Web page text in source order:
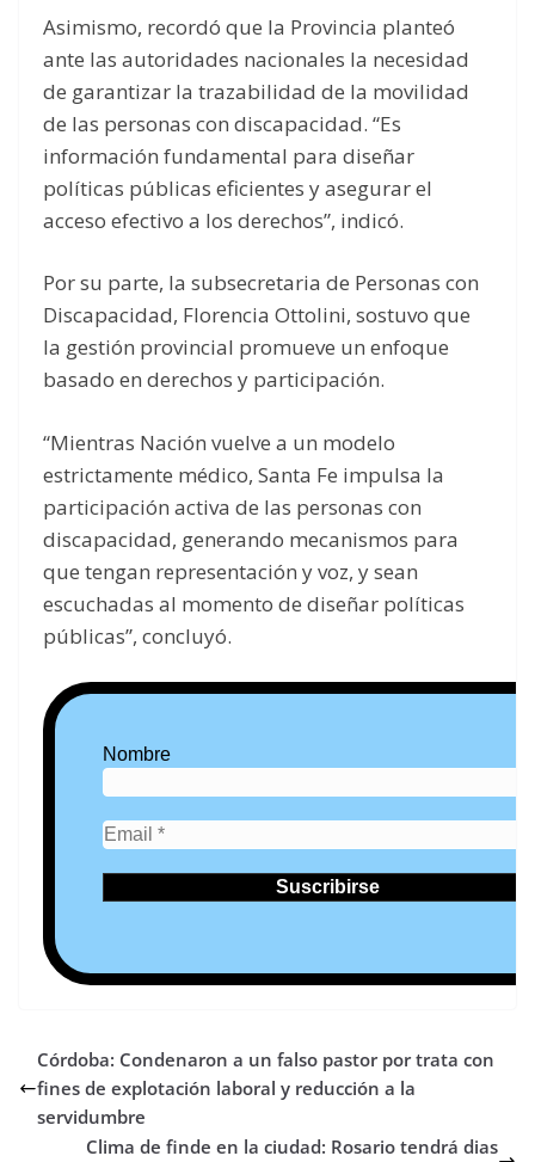
Asimismo, recordó que la Provincia planteó
ante las autoridades nacionales la necesidad
de garantizar la trazabilidad de la movilidad
de las personas con discapacidad. “Es
información fundamental para diseñar
políticas públicas eficientes y asegurar el
acceso efectivo a los derechos”, indicó.
Por su parte, la subsecretaria de Personas con
Discapacidad, Florencia Ottolini, sostuvo que
la gestión provincial promueve un enfoque
basado en derechos y participación.
“Mientras Nación vuelve a un modelo
estrictamente médico, Santa Fe impulsa la
participación activa de las personas con
discapacidad, generando mecanismos para
que tengan representación y voz, y sean
escuchadas al momento de diseñar políticas
públicas”, concluyó.
Nombre
Córdoba: Condenaron a un falso pastor por trata con
fines de explotación laboral y reducción a la
servidumbre
Clima de finde en la ciudad: Rosario tendrá dias